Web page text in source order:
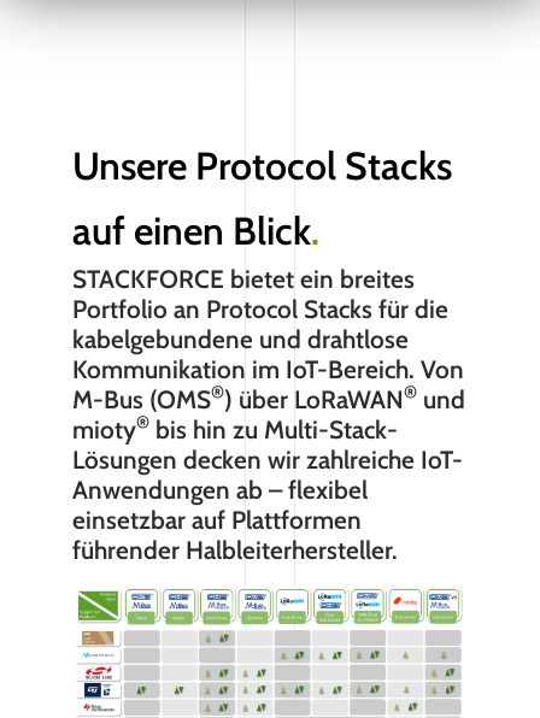
Unsere Protocol Stacks
auf einen Blick.
STACKFORCE bietet ein breites
Portfolio an Protocol Stacks für die
kabelgebundene und drahtlose
Kommunikation im IoT-Bereich. Von
M-Bus (OMS®) über LoRaWAN® und
mioty® bis hin zu Multi-Stack-
Lösungen decken wir zahlreiche IoT-
Anwendungen ab – flexibel
einsetzbar auf Plattformen
führender Halbleiterhersteller.